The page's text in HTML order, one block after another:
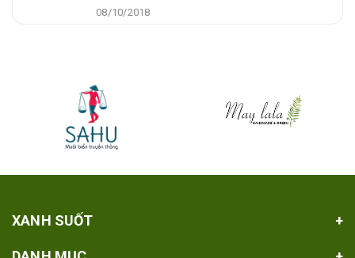
08/10/2018
XANH SUỐT